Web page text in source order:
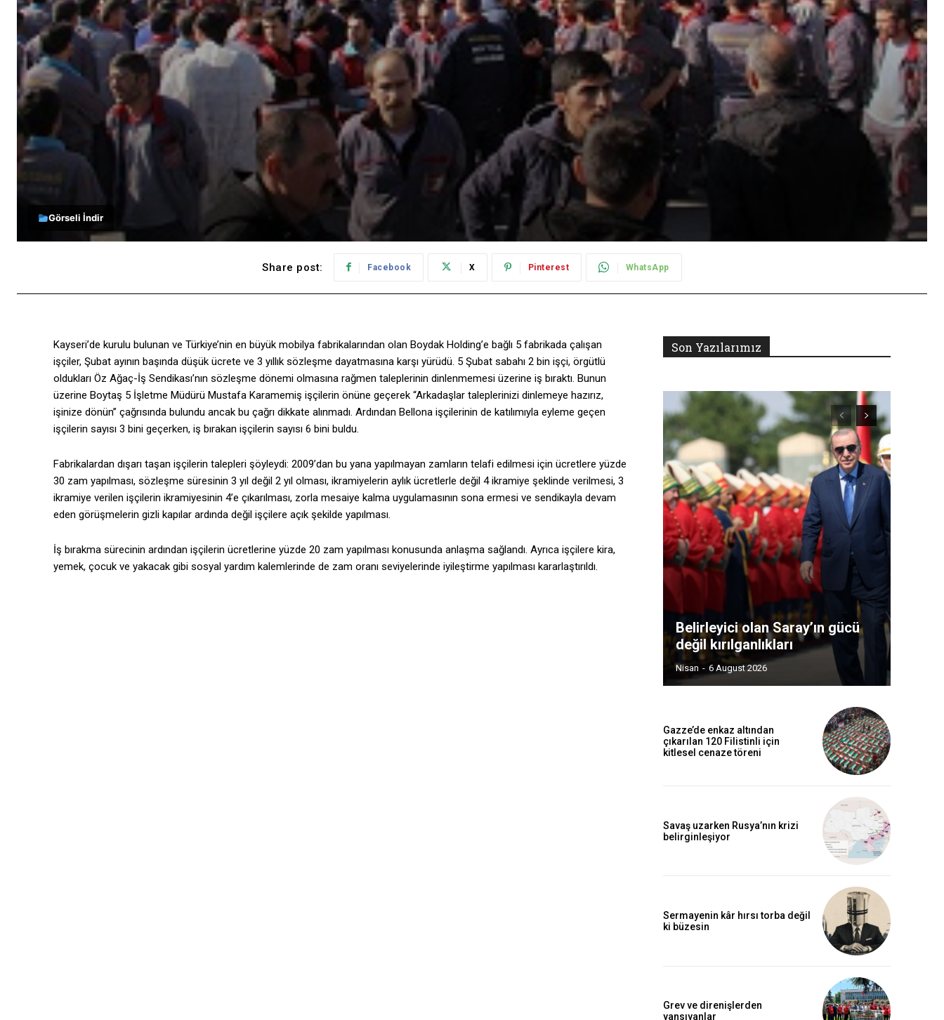
Görseli İndir
Share post: Facebook X Pinterest WhatsApp
Kayseri’de kurulu bulunan ve Türkiye’nin en büyük mobilya fabrikalarından olan Boydak Holding’e bağlı 5 fabrikada çalışan
işçiler, Şubat ayının başında düşük ücrete ve 3 yıllık sözleşme dayatmasına karşı yürüdü. 5 Şubat sabahı 2 bin işçi, örgütlü
oldukları Öz Ağaç-İş Sendikası’nın sözleşme dönemi olmasına rağmen taleplerinin dinlenmemesi üzerine iş bıraktı. Bunun
üzerine Boytaş 5 İşletme Müdürü Mustafa Karamemiş işçilerin önüne geçerek “Arkadaşlar taleplerinizi dinlemeye hazırız,
işinize dönün” çağrısında bulundu ancak bu çağrı dikkate alınmadı. Ardından Bellona işçilerinin de katılımıyla eyleme geçen
işçilerin sayısı 3 bini geçerken, iş bırakan işçilerin sayısı 6 bini buldu.
Fabrikalardan dışarı taşan işçilerin talepleri şöyleydi: 2009’dan bu yana yapılmayan zamların telafi edilmesi için ücretlere yüzde
30 zam yapılması, sözleşme süresinin 3 yıl değil 2 yıl olması, ikramiyelerin aylık ücretlerle değil 4 ikramiye şeklinde verilmesi, 3
ikramiye verilen işçilerin ikramiyesinin 4’e çıkarılması, zorla mesaiye kalma uygulamasının sona ermesi ve sendikayla devam
eden görüşmelerin gizli kapılar ardında değil işçilere açık şekilde yapılması.
İş bırakma sürecinin ardından işçilerin ücretlerine yüzde 20 zam yapılması konusunda anlaşma sağlandı. Ayrıca işçilere kira,
yemek, çocuk ve yakacak gibi sosyal yardım kalemlerinde de zam oranı seviyelerinde iyileştirme yapılması kararlaştırıldı.
Son Yazılarımız
Belirleyici olan Saray’ın gücü
değil kırılganlıkları
Nisan - 6 August 2026
Gazze’de enkaz altından
çıkarılan 120 Filistinli için
kitlesel cenaze töreni
Savaş uzarken Rusya’nın krizi
belirginleşiyor
Sermayenin kâr hırsı torba değil
ki büzesin
Grev ve direnişlerden
yansıyanlar